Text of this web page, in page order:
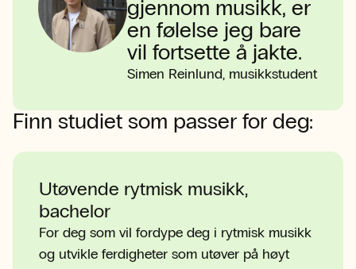
gjennom musikk, er
en følelse jeg bare
vil fortsette å jakte.
Simen Reinlund, musikkstudent
Finn studiet som passer for deg:
Utøvende rytmisk musikk,
bachelor
For deg som vil fordype deg i rytmisk musikk
og utvikle ferdigheter som utøver på høyt